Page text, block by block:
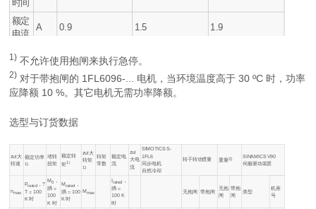
时间
额定
电流
A 0.9 1.5 1.9
1) 不允许使用抱闸来执行急停。
2) 对于带抱闸的 1FL6096-... 电机，当环境温度高于 30 ºC 时，功率
应降额 10 %。其它电机无需功率降额。
选型与订货数据
zui大
转速
额定功率
1)
堵转
扭矩
额定转
矩1）
zui大
转矩
1)
转矩
常数
额定电
流
zui
大电
流
SIMOTICS S-
1FL6
同步电机
自然冷却
转子转动惯量 重量2) SINAMICS V90
伺服驱动装置
nmax.
Prated ，?
T = 100
K 时
M0
，
腡 =
100
K 时
Mrated ，
腡 = 100
K 时
Mmax
Irated
，
腡 =
100 K
时
无抱闸 带抱闸
无抱
闸
带抱
闸
类型
机座
号